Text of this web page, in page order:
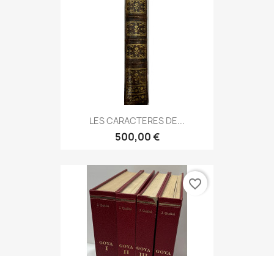
LES CARACTERES DE...
500,00 €
favorite_border